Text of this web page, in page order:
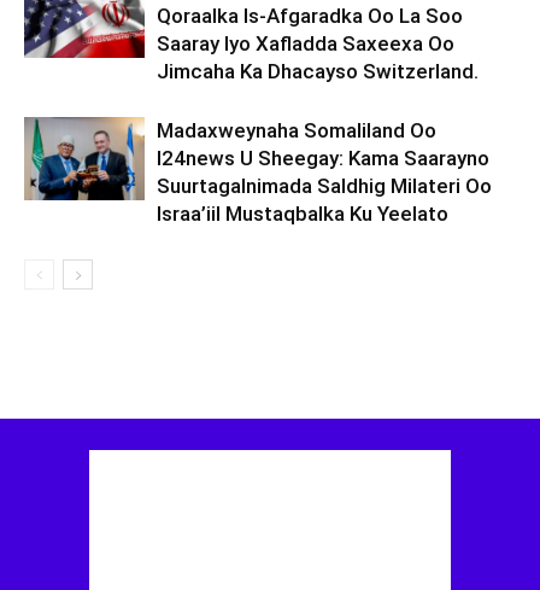
Qoraalka Is-Afgaradka Oo La Soo
Saaray Iyo Xafladda Saxeexa Oo
Jimcaha Ka Dhacayso Switzerland.
Madaxweynaha Somaliland Oo
I24news U Sheegay: Kama Saarayno
Suurtagalnimada Saldhig Milateri Oo
Israa’iil Mustaqbalka Ku Yeelato